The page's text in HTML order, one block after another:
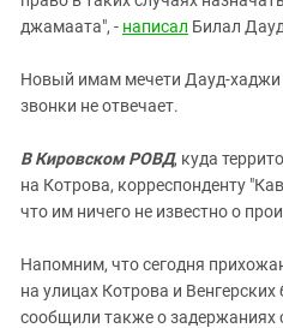
джамаата", - написал Билал
Новый имам мечети Дауд-хаджи
звонки не отвечает.
В Кировском РОВД, куда
на Котрова, корреспонденту
что им ничего не известно о
Напомним, что сегодня
на улицах Котрова и
сообщили также о задержаниях